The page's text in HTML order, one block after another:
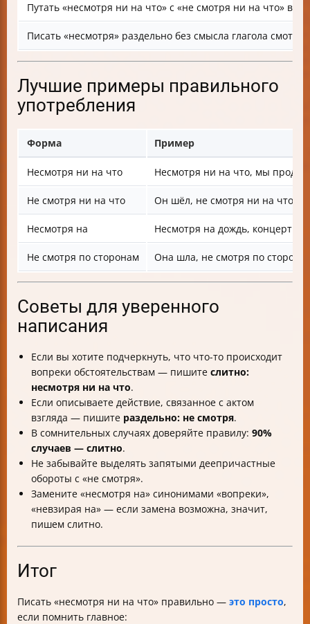
Путать «несмотря ни на что» с «не смотря ни на что» в
Писать «несмотря» раздельно без смысла глагола
Лучшие примеры правильного
употребления
Форма Пример
Несмотря ни на что Несмотря ни на что, мы
Не смотря ни на что Он шёл, не смотря ни на что
Несмотря на Несмотря на дождь, концерт
Не смотря по сторонам Она шла, не смотря по
Советы для уверенного
написания
Если вы хотите подчеркнуть, что что-то происходит
вопреки обстоятельствам — пишите слитно:
несмотря ни на что.
Если описываете действие, связанное с актом
взгляда — пишите раздельно: не смотря.
В сомнительных случаях доверяйте правилу: 90%
случаев — слитно.
Не забывайте выделять запятыми деепричастные
обороты с «не смотря».
Замените «несмотря на» синонимами «вопреки»,
«невзирая на» — если замена возможна, значит,
пишем слитно.
Итог
Писать «несмотря ни на что» правильно — это просто,
если помнить главное: